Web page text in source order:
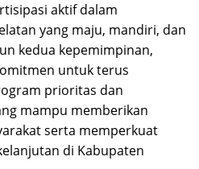
aktif dalam
yang maju, mandiri, dan
kedua kepemimpinan,
untuk terus
prioritas dan
mampu memberikan
serta memperkuat
di Kabupaten